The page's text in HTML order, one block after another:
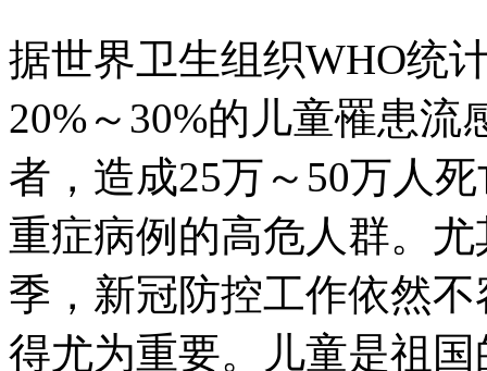
据世界卫生组织WHO统计
20%～30%的儿童罹患流
者，造成25万～50万人
重症病例的高危人群。
季，新冠防控工作依然
得尤为重要。儿童是祖国的